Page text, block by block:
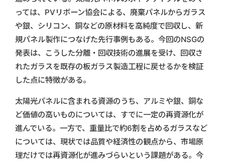
っては、PVリボーン協会による、廃棄パネルからガラス
や銀、シリコン、銅などの原材料を高純度で回収し、新
規パネル製作につなげた先行事例もある。今回のNSGの
発表は、こうした分離・回収技術の進展を受け、回収さ
れたガラスを既存の板ガラス製造工程に戻せるかを検証
した点に特徴がある。
太陽光パネルに含まれる資源のうち、アルミや銀、銅な
ど価値の高いものについては、すでに一定の再資源化が
進んでいる。一方で、重量比で約6割を占めるガラスなど
については、現状では品質や経済性の観点から、市場原
理だけでは再資源化が進みづらいという課題がある。今